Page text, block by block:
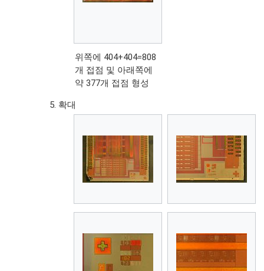
위쪽에 404+404=808
개 접점 및 아래쪽에
약 377개 접점 형성
확대